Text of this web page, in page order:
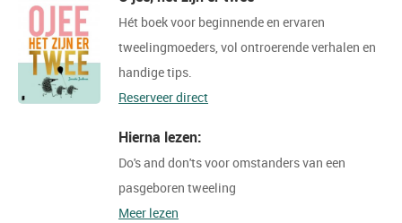
Hét boek voor beginnende en ervaren
tweelingmoeders, vol ontroerende verhalen en
handige tips.
Reserveer direct
Hierna lezen:
Do's and don'ts voor omstanders van een
pasgeboren tweeling
Meer lezen